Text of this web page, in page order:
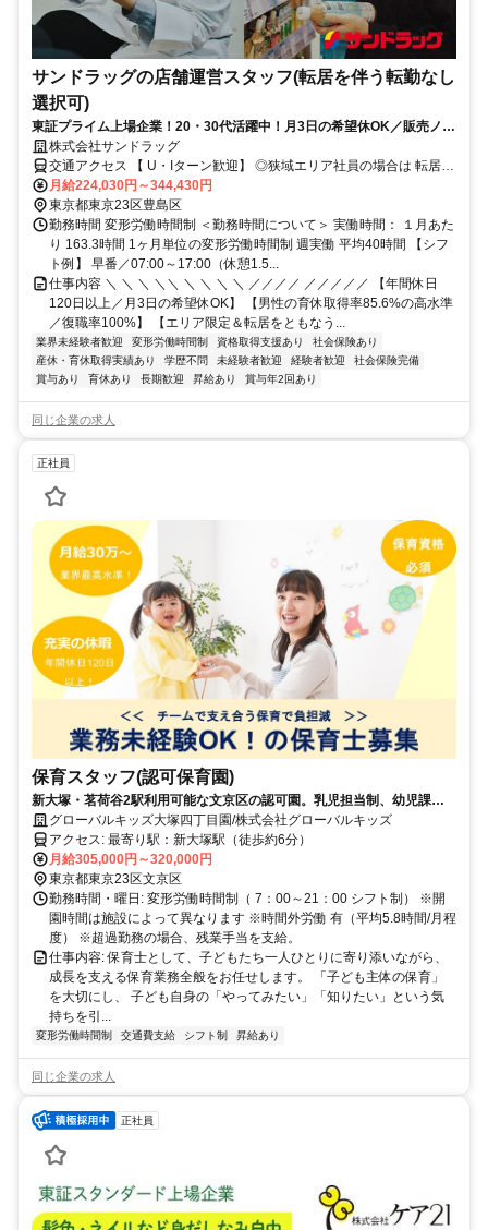
サンドラッグの店舗運営スタッフ(転居を伴う転勤なし
選択可)
東証プライム上場企業！20・30代活躍中！月3日の希望休OK／販売ノル
マなし／年収例32歳SV816万円／販促企画～商品管理など店舗運営がメ
インの仕事
株式会社サンドラッグ
交通アクセス 【 U・Iターン歓迎】 ◎狭域エリア社員の場合は 転居を
伴う転勤はありません。 ◎マイカー通勤OK
月給224,030円～344,430円
東京都東京23区豊島区
勤務時間 変形労働時間制 ＜勤務時間について＞ 実働時間： １月あた
り 163.3時間 1ヶ月単位の変形労働時間制 週実働 平均40時間 【シフ
ト例】 早番／07:00～17:00（休憩1.5...
仕事内容 ＼ ＼ ＼ ＼＼ ＼ ＼ ＼ ＼ ／／／／ ／／／／／ 【年間休日
120日以上／月3日の希望休OK】 【男性の育休取得率85.6%の高水準
／復職率100%】 【エリア限定＆転居をともなう...
業界未経験者歓迎 変形労働時間制 資格取得支援あり
社会保険あり
産休・育休取得実績あり
学歴不問 未経験者歓迎 経験者歓迎
社会保険完備
賞与あり
育休あり 長期歓迎 昇給あり 賞与年2回あり
同じ企業の求人
正社員
保育スタッフ(認可保育園)
新大塚・茗荷谷2駅利用可能な文京区の認可園。乳児担当制、幼児課
業・英語・リトミック・中庭での野菜栽培など多彩な保育プログラムが
充実した家庭的な園です。
グローバルキッズ大塚四丁目園/株式会社グローバルキッズ
アクセス: 最寄り駅：新大塚駅（徒歩約6分）
月給305,000円～320,000円
東京都東京23区文京区
勤務時間・曜日: 変形労働時間制（ 7：00～21：00 シフト制） ※開
園時間は施設によって異なります ※時間外労働 有（平均5.8時間/月程
度） ※超過勤務の場合、残業手当を支給。
仕事内容: 保育士として、子どもたち一人ひとりに寄り添いながら、
成長を支える保育業務全般をお任せします。 「子ども主体の保育」
を大切にし、 子ども自身の「やってみたい」「知りたい」という気
持ちを引...
変形労働時間制 交通費支給 シフト制 昇給あり
同じ企業の求人
正社員